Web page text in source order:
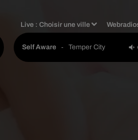
Live :Choisir une ville
Self Aware - Temper City